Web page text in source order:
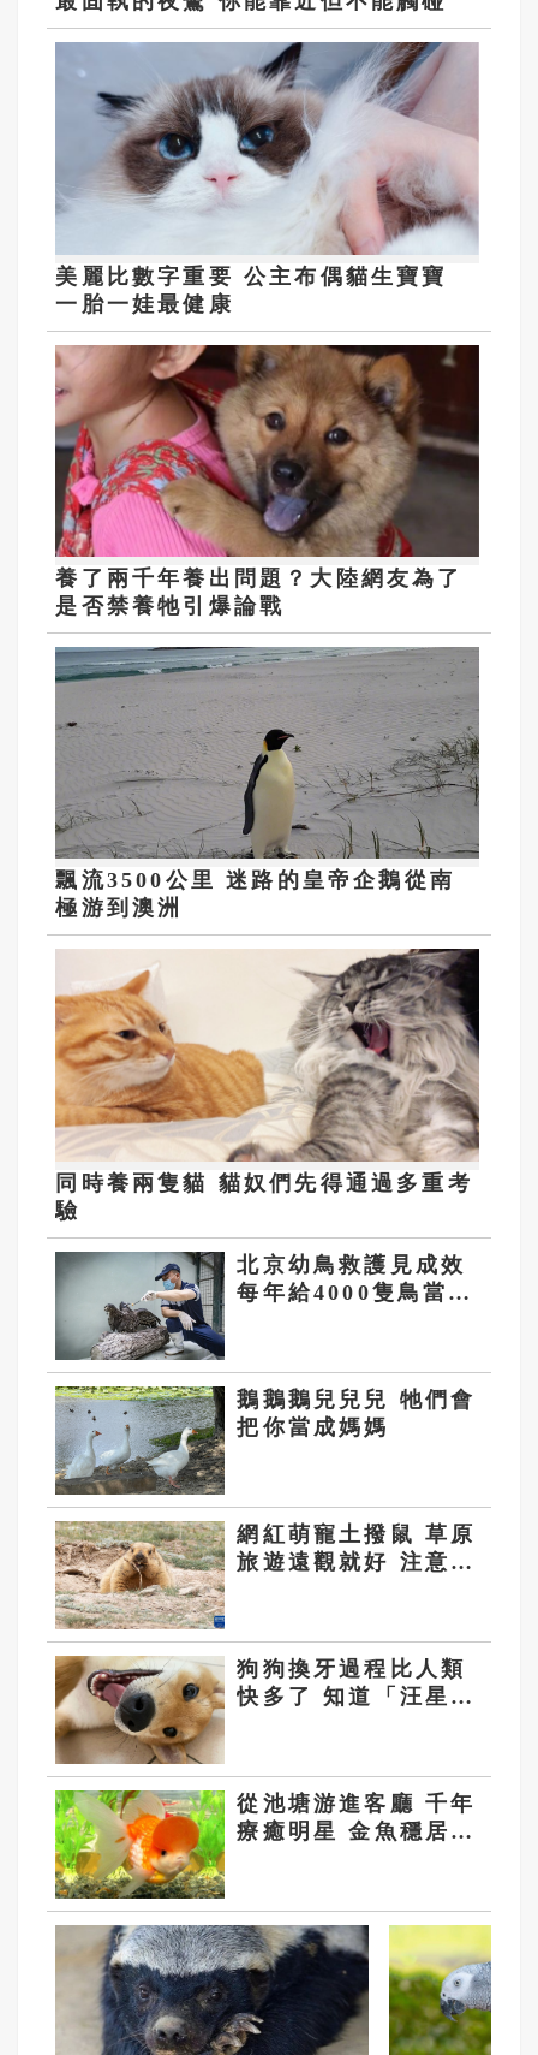
美麗比數字重要 公主布偶貓生寶寶
一胎一娃最健康
養了兩千年養出問題？大陸網友為了
是否禁養牠引爆論戰
飄流3500公里 迷路的皇帝企鵝從南
極游到澳洲
同時養兩隻貓 貓奴們先得通過多重考
驗
北京幼鳥救護見成效
每年給4000隻鳥當
鵝鵝鵝兒兒兒 牠們會
把你當成媽媽
網紅萌寵土撥鼠 草原
旅遊遠觀就好 注意別
狗狗換牙過程比人類
快多了 知道「汪星
從池塘游進客廳 千年
療癒明星 金魚穩居全